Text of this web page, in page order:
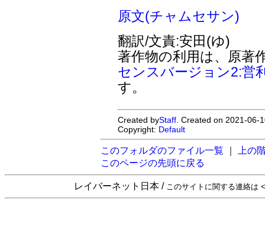
原文(チャムセサン)
翻訳/文責:安田(ゆ)
著作物の利用は、原著
センスバージョン2:営
す。
Created byStaff . Created on 2021-
Copyright: Default
このフォルダのファイル一覧
上の
このページの先頭に戻る
レイバーネット日本 / このサイトに関する連絡は